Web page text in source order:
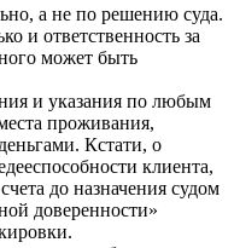
а не по решению суда.
и ответственность за
может быть
и указания по любым
проживания,
Кстати, о
клиента,
до назначения судом
доверенности»